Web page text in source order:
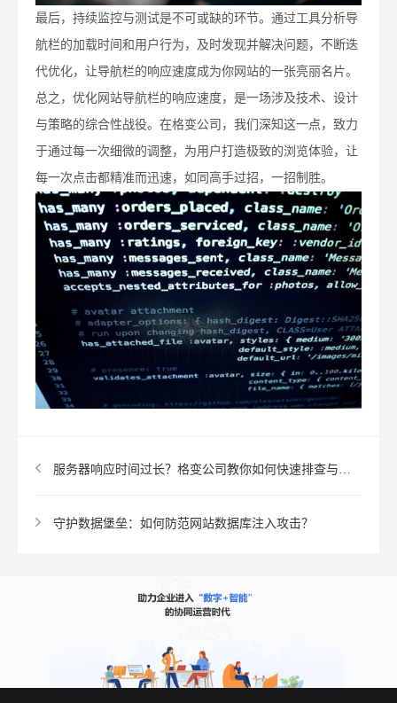
最后，持续监控与测试是不可或缺的环节。通过工具分析导
航栏的加载时间和用户行为，及时发现并解决问题，不断迭
代优化，让导航栏的响应速度成为你网站的一张亮丽名片。
总之，优化网站导航栏的响应速度，是一场涉及技术、设计
与策略的综合性战役。在格变公司，我们深知这一点，致力
于通过每一次细微的调整，为用户打造极致的浏览体验，让
每一次点击都精准而迅速，如同高手过招，一招制胜。
服务器响应时间过长？格变公司教你如何快速排查与优化
守护数据堡垒：如何防范网站数据库注入攻击？